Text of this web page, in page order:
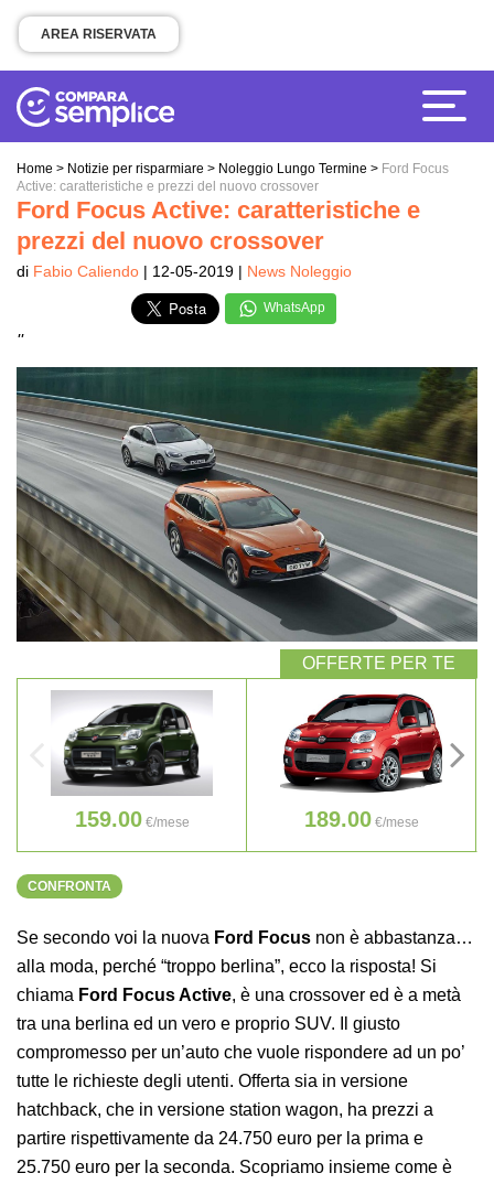
AREA RISERVATA
Home > Notizie per risparmiare > Noleggio Lungo Termine > Ford Focus
Active: caratteristiche e prezzi del nuovo crossover
Ford Focus Active: caratteristiche e
prezzi del nuovo crossover
di Fabio Caliendo | 12-05-2019 | News Noleggio
WhatsApp
''
159.00€/mese 189.00€/mese
CONFRONTA
Se secondo voi la nuova Ford Focus non è abbastanza…
alla moda, perché “troppo berlina”, ecco la risposta! Si
chiama Ford Focus Active, è una crossover ed è a metà
tra una berlina ed un vero e proprio SUV. Il giusto
compromesso per un’auto che vuole rispondere ad un po’
tutte le richieste degli utenti. Offerta sia in versione
hatchback, che in versione station wagon, ha prezzi a
partire rispettivamente da 24.750 euro per la prima e
25.750 euro per la seconda. Scopriamo insieme come è